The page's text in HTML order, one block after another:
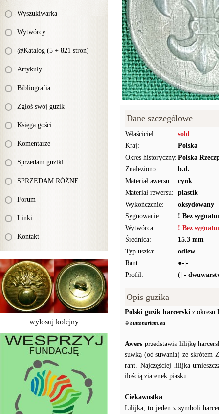
Wyszukiwarka
Wytwórcy
@Katalog (5 + 821 stron)
Artykuły
Bibliografia
Zgłoś swój guzik
Księga gości
Komentarze
Sprzedam guziki
SPRZEDAM RÓŻNE
Forum
Linki
Kontakt
wylosuj kolejny
Dane szczegółowe
Właściciel:
sold
Kraj:
Polska
Okres historyczny: Polska
Znaleziono:
b.d.
Materiał awersu:
cynk
Materiał rewersu:
plastik
Wykończenie:
oksydowany
Sygnowanie:
! Bez
Wytwórca:
! Bez
Średnica:
15.3 mm
Typ uszka:
odlew
Rant:
●-|-
Profil:
(| -
Opis guzika
Polski guzik harcerski z okresu
© buttonarium.eu
Awers przedstawia lilijkę
suwką (od suwania) ze skrótem
rant. Najczęściej lilijka
ilością ziarenek piasku.
Ciekawostka
Lilijka, to jeden z symboli